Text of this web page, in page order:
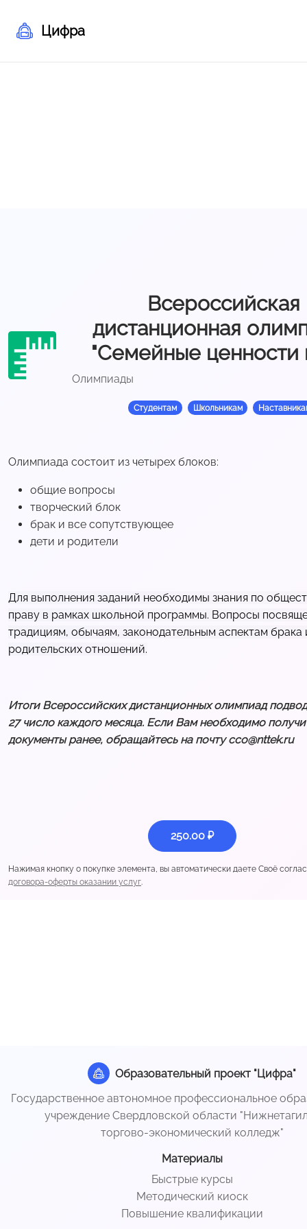
Цифра
Всероссийская
дистанционная
"Семейные ценности
Олимпиады
Студентам Школьникам
Олимпиада состоит из четырех блоков:
общие вопросы
творческий блок
брак и все сопутствующее
дети и родители
Для выполнения заданий необходимы знания по
праву в рамках школьной программы. Вопросы
традициям, обычаям, законодательным аспектам брака
родительских отношений.
Итоги Всероссийских дистанционных олимпиад
27 число каждого месяца. Если Вам необходимо
документы ранее, обращайтесь на почту cco@nttek.ru
250.00 ₽
Нажимая кнопку о покупке элемента, вы автоматически даете Своё
договора-оферты оказании услуг.
Материалы
Быстрые курсы
Методический киоск
Повышение квалификации
Образовательный проект "Цифра"
Государственное автономное профессиональное
учреждение Свердловской области
торгово-экономический колледж"